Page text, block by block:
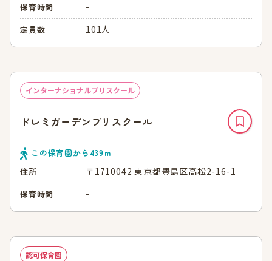
保育時間 -
定員数 101人
インターナショナルプリスクール
ドレミガーデンプリスクール
この保育園から 439ｍ
住所
〒1710042 東京都豊島区高松2-16-1
保育時間 -
認可保育園